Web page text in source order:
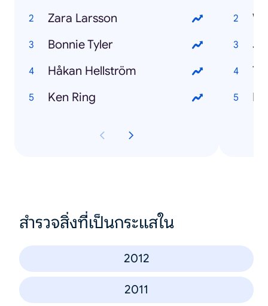
Zara Larsson
Bonnie Tyler
Håkan Hellström
Ken Ring
สำรวจสิ่งที่เป็นกระแสใน
2012
2011